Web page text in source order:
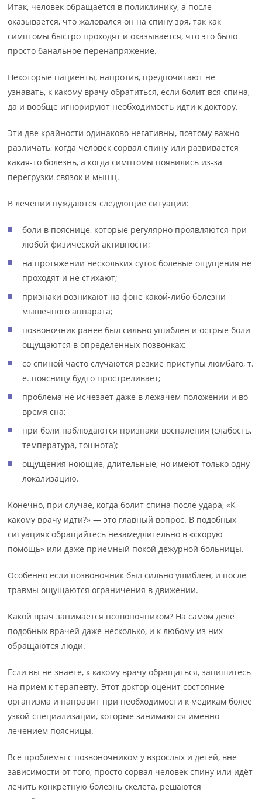
Итак, человек обращается в поликлинику, а после
оказывается, что жаловался он на спину зря, так как
симптомы быстро проходят и оказывается, что это было
просто банальное перенапряжение.
Некоторые пациенты, напротив, предпочитают не
узнавать, к какому врачу обратиться, если болит вся спина,
да и вообще игнорируют необходимость идти к доктору.
Эти две крайности одинаково негативны, поэтому важно
различать, когда человек сорвал спину или развивается
какая-то болезнь, а когда симптомы появились из-за
перегрузки связок и мышц.
В лечении нуждаются следующие ситуации:
боли в пояснице, которые регулярно проявляются при
любой физической активности;
на протяжении нескольких суток болевые ощущения не
проходят и не стихают;
признаки возникают на фоне какой-либо болезни
мышечного аппарата;
позвоночник ранее был сильно ушиблен и острые боли
ощущаются в определенных позвонках;
со спиной часто случаются резкие приступы люмбаго, т.
е. поясницу будто простреливает;
проблема не исчезает даже в лежачем положении и во
время сна;
при боли наблюдаются признаки воспаления (слабость,
температура, тошнота);
ощущения ноющие, длительные, но имеют только одну
локализацию.
Конечно, при случае, когда болит спина после удара, «К
какому врачу идти?» — это главный вопрос. В подобных
ситуациях обращайтесь незамедлительно в «скорую
помощь» или даже приемный покой дежурной больницы.
Особенно если позвоночник был сильно ушиблен, и после
травмы ощущаются ограничения в движении.
Какой врач занимается позвоночником? На самом деле
подобных врачей даже несколько, и к любому из них
обращаются люди.
Если вы не знаете, к какому врачу обращаться, запишитесь
на прием к терапевту. Этот доктор оценит состояние
организма и направит при необходимости к медикам более
узкой специализации, которые занимаются именно
лечением поясницы.
Все проблемы с позвоночником у взрослых и детей, вне
зависимости от того, просто сорвал человек спину или идёт
лечить конкретную болезнь скелета, решаются